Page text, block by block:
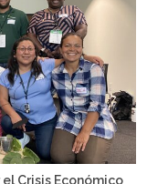
Crisis Económico